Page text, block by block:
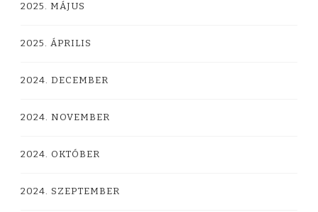
2025. MÁJUS
2025. ÁPRILIS
2024. DECEMBER
2024. NOVEMBER
2024. OKTÓBER
2024. SZEPTEMBER